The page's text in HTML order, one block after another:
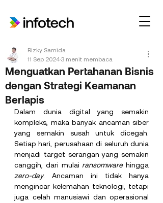
Menguatkan Pertahanan Bisnis
dengan Strategi Keamanan
Berlapis
Rizky Samida
11 Sep 2024 3 menit membaca
Dalam dunia digital yang semakin
kompleks, maka banyak ancaman siber
yang semakin susah untuk dicegah.
Setiap hari, perusahaan di seluruh dunia
menjadi target serangan yang semakin
canggih, dari mulai ransomware
zero-day. Ancaman ini tidak hanya
mengincar kelemahan teknologi, tetapi
juga celah manusiawi dan operasional